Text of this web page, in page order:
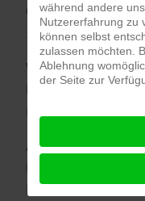
Oberösterreich,
1 534 15 – 0, E-
Wir wünschen
Bauprojekt, nicht
Auf unserer
Firmenverzeichnis,
während andere
Nutzererfahrung zu
können selbst
zulassen möchten.
Ablehnung
der Seite zur